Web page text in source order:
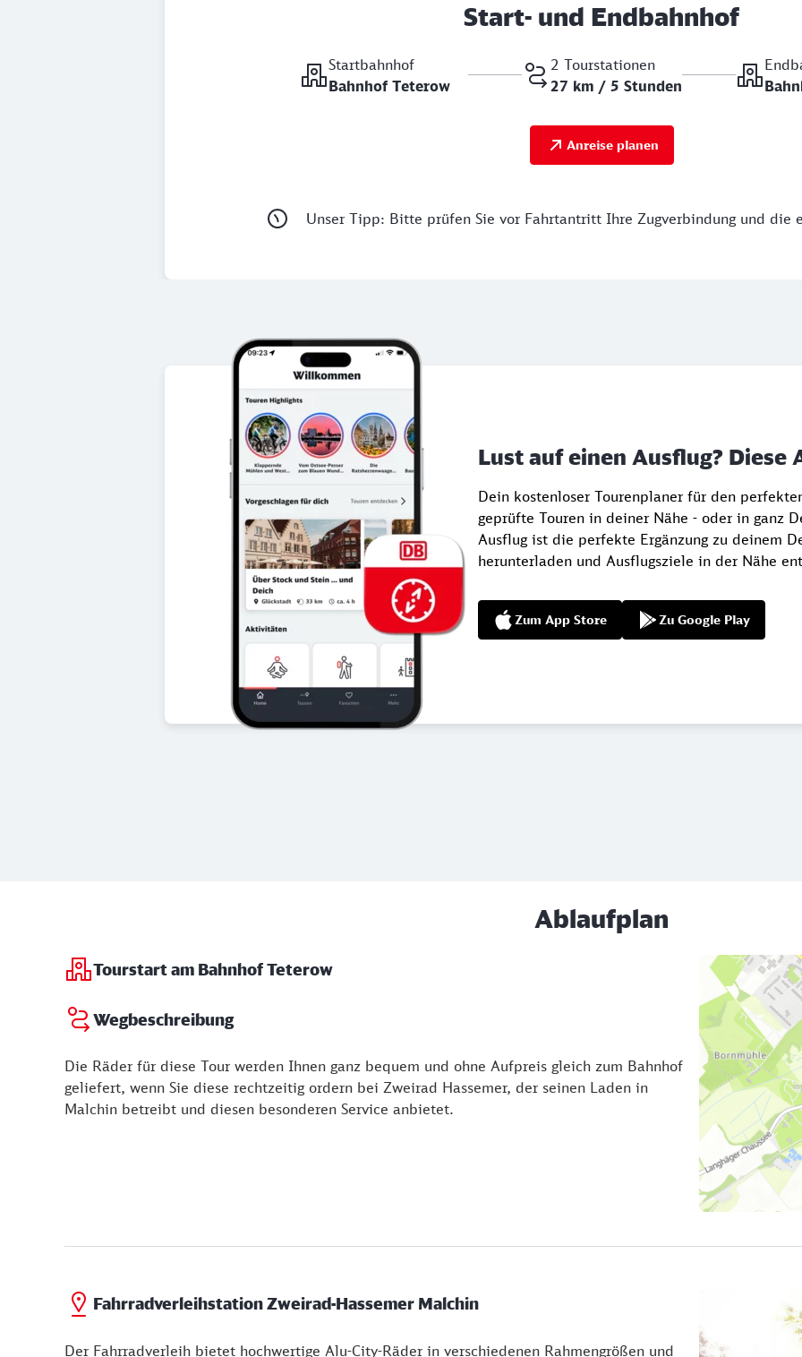
Start- und Endbahnhof
Startbahnhof
Bahnhof Teterow
2 Tourstationen
27 km / 5 Stunden
Anreise planen
Unser Tipp: Bitte prüfen Sie vor Fahrtantritt Ihre Zugverbindung und die
Lust auf einen Ausflug? Diese
Dein kostenloser Tourenplaner für den
geprüfte Touren in deiner Nähe - oder in ganz
Ausflug ist die perfekte Ergänzung zu deinem
herunterladen und Ausflugsziele in der Nähe
Zum App Store Zu Google Play
Ablaufplan
Tourstart am Bahnhof Teterow
Wegbeschreibung
Die Räder für diese Tour werden Ihnen ganz bequem und ohne Aufpreis gleich zum Bahnhof
geliefert, wenn Sie diese rechtzeitig ordern bei Zweirad Hassemer, der seinen Laden in
Malchin betreibt und diesen besonderen Service anbietet.
Fahrradverleihstation Zweirad-Hassemer Malchin
Der Fahrradverleih bietet hochwertige Alu-City-Räder in verschiedenen Rahmengrößen und